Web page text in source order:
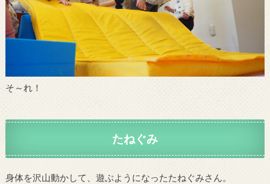
そ～れ！
たねぐみ
身体を沢山動かして、遊ぶようになったたねぐみさん。